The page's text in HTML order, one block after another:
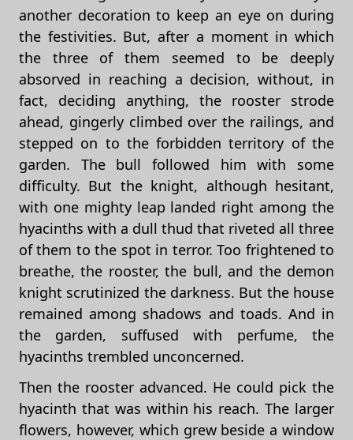
another decoration to keep an eye on during
the festivities. But, after a moment in which
the three of them seemed to be deeply
absorved in reaching a decision, without, in
fact, deciding anything, the rooster strode
ahead, gingerly climbed over the railings, and
stepped on to the forbidden territory of the
garden. The bull followed him with some
difficulty. But the knight, although hesitant,
with one mighty leap landed right among the
hyacinths with a dull thud that riveted all three
of them to the spot in terror. Too frightened to
breathe, the rooster, the bull, and the demon
knight scrutinized the darkness. But the house
remained among shadows and toads. And in
the garden, suffused with perfume, the
hyacinths trembled unconcerned.
Then the rooster advanced. He could pick the
hyacinth that was within his reach. The larger
flowers, however, which grew beside a window